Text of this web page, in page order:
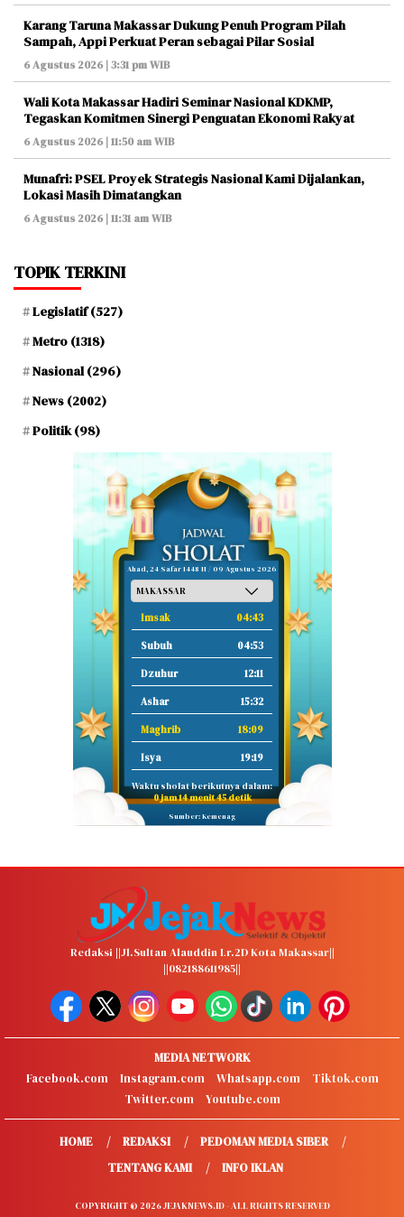
Karang Taruna Makassar Dukung Penuh Program Pilah
Sampah, Appi Perkuat Peran sebagai Pilar Sosial
6 Agustus 2026 | 3:31 pm WIB
Wali Kota Makassar Hadiri Seminar Nasional KDKMP,
Tegaskan Komitmen Sinergi Penguatan Ekonomi Rakyat
6 Agustus 2026 | 11:50 am WIB
Munafri: PSEL Proyek Strategis Nasional Kami Dijalankan,
Lokasi Masih Dimatangkan
6 Agustus 2026 | 11:31 am WIB
TOPIK TERKINI
Legislatif(527)
Metro (1318)
Nasional(296)
News (2002)
Politik(98)
Ahad, 24 Safar 1448 H / 09 Agustus 2026
Imsak 04:43
Subuh 04:53
Dzuhur 12:11
Ashar 15:32
Maghrib 18:09
Isya 19:19
Waktu sholat berikutnya dalam:
0 jam 14 menit 44 detik
Sumber: Kemenag
Redaksi ||Jl.Sultan Alauddin Lr.2D Kota Makassar||
||082188611985||
MEDIA NETWORK
Facebook.com
Instagram.com Whatsapp.com
Tiktok.com
Twitter.com
Youtube.com
HOME REDAKSI
PEDOMAN MEDIA SIBER
TENTANG KAMI
INFO IKLAN
COPYRIGHT © 2026 JEJAKNEWS.ID - ALL RIGHTS RESERVED